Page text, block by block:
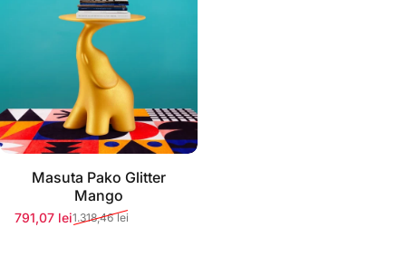
Stoc momentan epuizat
Masuta Pako Glitter
Mango
Preț redus
791,07 lei
Preț normal1.318,46 lei